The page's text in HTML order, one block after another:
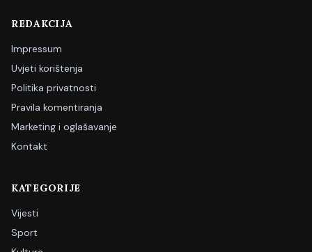
REDAKCIJA
Impressum
Uvjeti korištenja
Politika privatnosti
Pravila komentiranja
Marketing i oglašavanje
Kontakt
KATEGORIJE
Vijesti
Sport